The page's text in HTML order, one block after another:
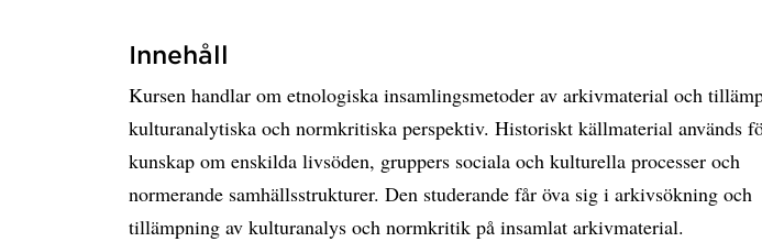
Innehåll
Kursen handlar om etnologiska insamlingsmetoder av arkivmaterial och
kulturanalytiska och normkritiska perspektiv. Historiskt källmaterial används
kunskap om enskilda livsöden, gruppers sociala och kulturella processer och
normerande samhällsstrukturer. Den studerande får öva sig i arkivsökning och
tillämpning av kulturanalys och normkritik på insamlat arkivmaterial.